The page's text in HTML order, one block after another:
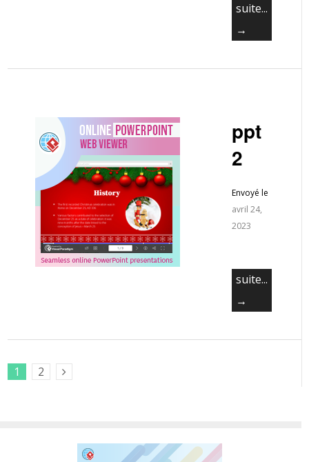
suite...
→
ppt
2
Envoyé le
avril 24,
2023
suite...
→
1
2